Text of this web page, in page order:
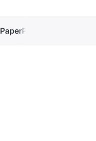
PaperPro High-